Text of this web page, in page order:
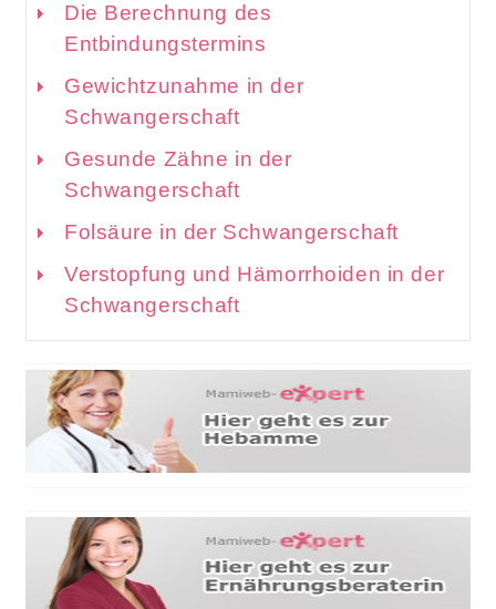
Die Berechnung des
Entbindungstermins
Gewichtzunahme in der
Schwangerschaft
Gesunde Zähne in der
Schwangerschaft
Folsäure in der Schwangerschaft
Verstopfung und Hämorrhoiden in der
Schwangerschaft